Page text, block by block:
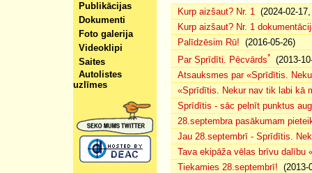
Publikācijas
Dokumenti
Foto galerija
Videoklipi
Saites
Autolistes
uzlīmes
Kurp aizšaut? Nr. 1 (2024-02-
Kurp aizšaut? Nr. 1
Palīdzēsim Rū! (2016-05-26)
Par Sprīdīti. Pēcvārds*
(2013-
Atsauksmes par «Sprīdītis.
«Sprīdītis. Nekur nav tik labi kā
Sprīdītis - sāc pelnīt punktus
28.septembra pasākumam
Jau 28.septembrī - Sprīdītis.
Tava ekipāža vēlas brīvu dalību
Tiekamies 28.septembrī! (2013-